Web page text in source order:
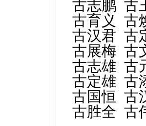
古志鹏 古
古育义 古
古汉君 古
古展梅 古
古志雄 古
古定雄 古
古国恒 古
古胜全 古